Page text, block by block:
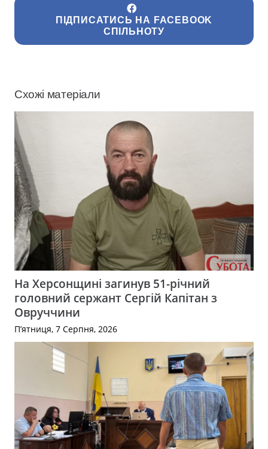
ПІДПИСАТИСЬ НА FACEBOOK
СПІЛЬНОТУ
Схожі матеріали
На Херсонщині загинув 51-річний
головний сержант Сергій Капітан з
Овруччини
П’ятниця, 7 Серпня, 2026